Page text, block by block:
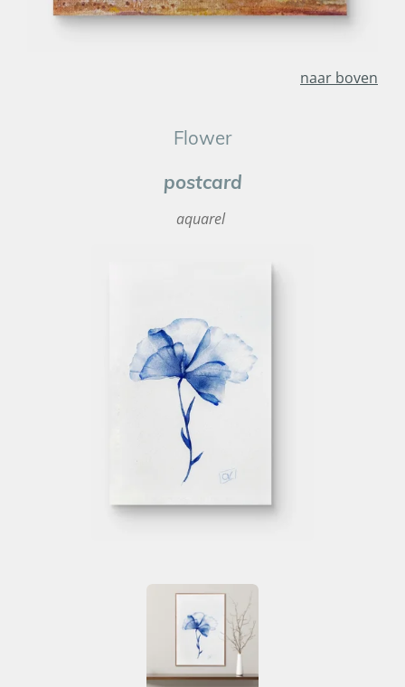
naar boven
Flower
postcard
aquarel